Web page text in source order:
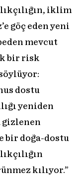
iklim
göç eden yeni
mevcut
bir risk
dostu
yeniden
gizlenen
bir doğa-dostu
kılıyor.”